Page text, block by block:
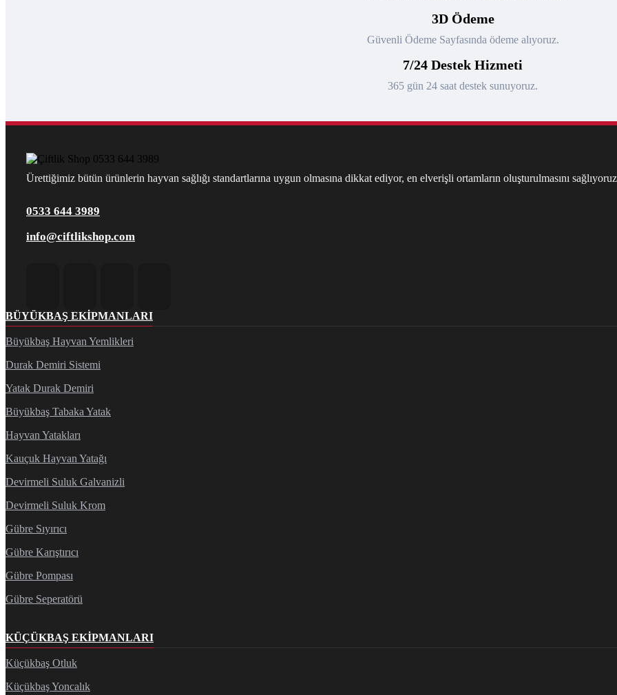
3D Ödeme
Güvenli Ödeme Sayfasında ödeme alıyoruz.
7/24 Destek Hizmeti
365 gün 24 saat destek sunuyoruz.
Ürettiğimiz bütün ürünlerin hayvan sağlığı standartlarına uygun olmasına dikkat ediyor, en elverişli ortamların oluşturulmasını
0533 644 3989
info@ciftlikshop.com
BÜYÜKBAŞ EKIPMANLARI
Büyükbaş Hayvan Yemlikleri
Durak Demiri Sistemi
Yatak Durak Demiri
Büyükbaş Tabaka Yatak
Hayvan Yatakları
Kauçuk Hayvan Yatağı
Devirmeli Suluk Galvanizli
Devirmeli Suluk Krom
Gübre Sıyırıcı
Gübre Karıştırıcı
Gübre Pompası
Gübre Seperatörü
KÜÇÜKBAŞ EKIPMANLARI
Küçükbaş Otluk
Küçükbaş Yoncalık